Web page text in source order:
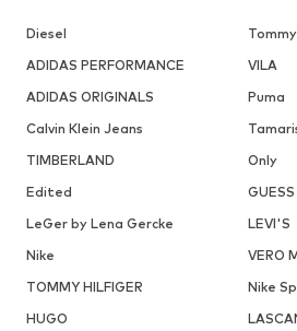
Diesel
ADIDAS PERFORMANCE
VILA
ADIDAS ORIGINALS
Puma
Calvin Klein Jeans
TIMBERLAND
Only
Edited
GUESS
LeGer by Lena Gercke
LEVI'S
Nike
VERO
TOMMY HILFIGER
Nike
HUGO